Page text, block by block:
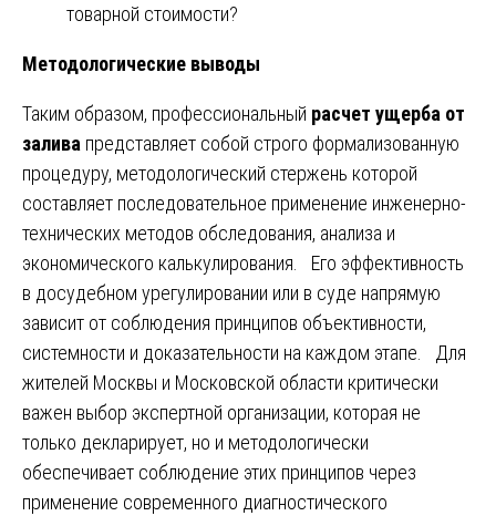
товарной стоимости?
Методологические выводы
Таким образом, профессиональный расчет ущерба от
залива представляет собой строго формализованную
процедуру, методологический стержень которой
составляет последовательное применение инженерно-
технических методов обследования, анализа и
экономического калькулирования. Его эффективность
в досудебном урегулировании или в суде напрямую
зависит от соблюдения принципов объективности,
системности и доказательности на каждом этапе. Для
жителей Москвы и Московской области критически
важен выбор экспертной организации, которая не
только декларирует, но и методологически
обеспечивает соблюдение этих принципов через
применение современного диагностического